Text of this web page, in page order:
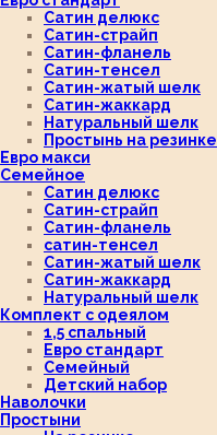
Сатин делюкс
Сатин-страйп
Сатин-фланель
Сатин-тенсел
Сатин-жатый шелк
Сатин-жаккард
Натуральный шелк
Простынь на резинке
Евро макси
Семейное
Сатин делюкс
Сатин-страйп
Сатин-фланель
сатин-тенсел
Сатин-жатый шелк
Сатин-жаккард
Натуральный шелк
Комплект с одеялом
1,5 спальный
Евро стандарт
Семейный
Детский набор
Наволочки
Простыни